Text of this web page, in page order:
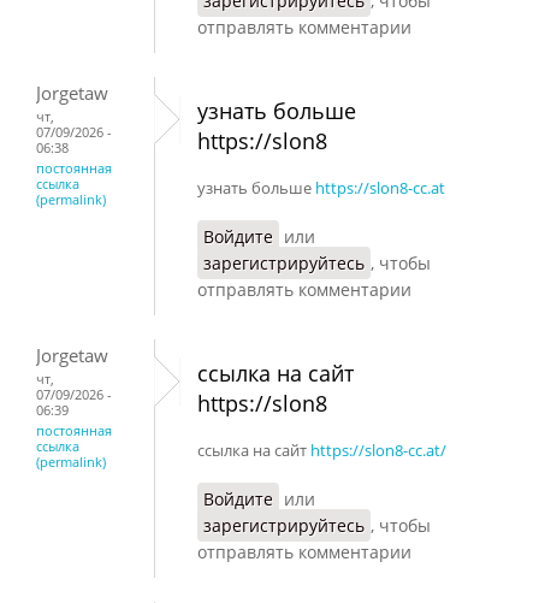
отправлять комментарии
Jorgetaw
чт,
07/09/2026 -
06:38
постоянная
ссылка
(permalink)
узнать больше
https://slon8
узнать больше https://slon8-cc.at
Войдите или
зарегистрируйтесь , чтобы
отправлять комментарии
Jorgetaw
чт,
07/09/2026 -
06:39
постоянная
ссылка
(permalink)
ссылка на сайт
https://slon8
ссылка на сайт https://slon8-cc.at/
Войдите или
зарегистрируйтесь , чтобы
отправлять комментарии